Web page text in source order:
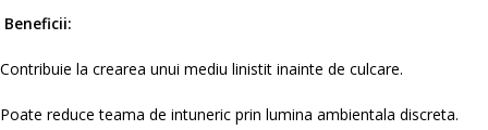
Beneficii:
Contribuie la crearea unui mediu linistit inainte de culcare.
Poate reduce teama de intuneric prin lumina ambientala discreta.